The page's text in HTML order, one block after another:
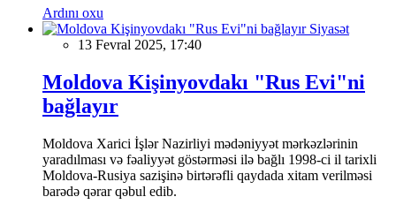
Ardını oxu
Siyasət
13 Fevral 2025, 17:40
Moldova Kişinyovdakı "Rus Evi"ni
bağlayır
Moldova Xarici İşlər Nazirliyi mədəniyyət mərkəzlərinin
yaradılması və fəaliyyət göstərməsi ilə bağlı 1998-ci il tarixli
Moldova-Rusiya sazişinə birtərəfli qaydada xitam verilməsi
barədə qərar qəbul edib.